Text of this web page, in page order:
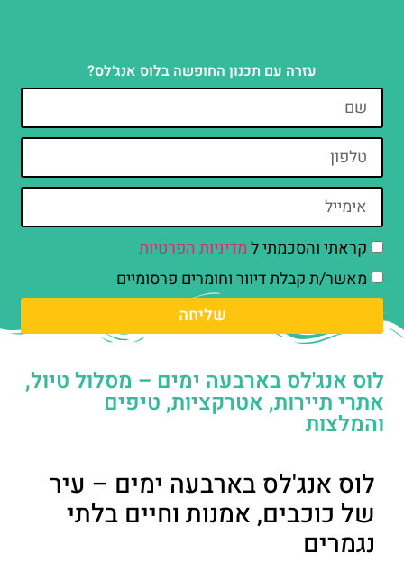
עזרה עם תכנון החופשה בלוס אנג׳לס?
קראתי והסכמתי למדיניות הפרטיות
מאשר/ת קבלת דיוור וחומרים פרסומיים
שליחה
לוס אנג'לס בארבעה ימים – מסלול טיול,
אתרי תיירות, אטרקציות, טיפים
והמלצות
לוס אנג'לס בארבעה ימים – עיר
של כוכבים, אמנות וחיים בלתי
נגמרים